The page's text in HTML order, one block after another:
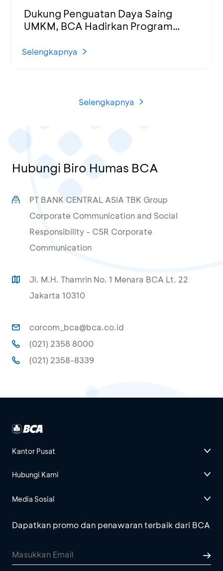
Dukung Penguatan Daya Saing
UMKM, BCA Hadirkan Program
di KCU Tanjung Priok
Selengkapnya
Selengkapnya
Hubungi Biro Humas BCA
PT BANK CENTRAL ASIA TBK Group
Corporate Communication and Social
Responsibility - CSR Corporate
Communication
Jl. M.H. Thamrin No. 1 Menara BCA Lt. 22
Jakarta 10310
corcom_bca@bca.co.id
(021) 2358 8000
(021) 2358-8339
Kantor Pusat
Hubungi Kami
Media Sosial
Dapatkan promo dan penawaran terbaik dari BCA